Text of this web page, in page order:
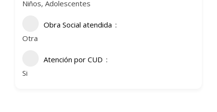
Niños, Adolescentes
Obra Social atendida
Otra
Atención por CUD
Si